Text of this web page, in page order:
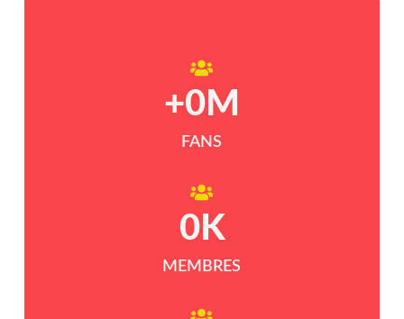
FANS
+0 M
MEMBRES
0K